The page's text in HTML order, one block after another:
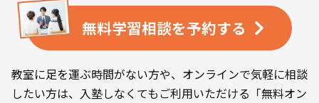
無料学習相談を予約する
教室に足を運ぶ時間がない方や、オンラインで気軽に相談
したい方は、入塾しなくてもご利用いただける「無料オン